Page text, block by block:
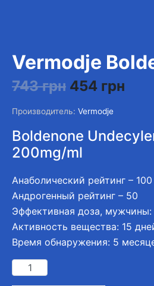
Vermodje
743грн 454 грн
Производитель: Vermodje
Boldenone
200mg/ml
Анаболический рейтинг – 100
Андрогенный рейтинг – 50
Эффективная доза,
Активность вещества: 15
Время обнаружения: 5